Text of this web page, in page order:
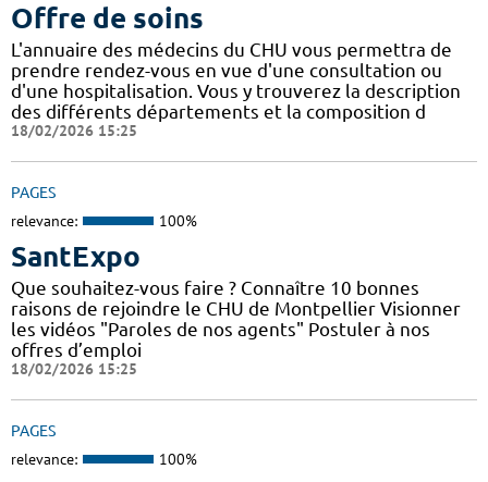
Offre de soins
L'annuaire des médecins du CHU vous permettra de
prendre rendez-vous en vue d'une consultation ou
d'une hospitalisation. Vous y trouverez la description
des différents départements et la composition d
18/02/2026 15:25
PAGES
relevance: 100%
SantExpo
Que souhaitez-vous faire ? Connaître 10 bonnes
raisons de rejoindre le CHU de Montpellier Visionner
les vidéos "Paroles de nos agents" Postuler à nos
offres d’emploi
18/02/2026 15:25
PAGES
relevance: 100%